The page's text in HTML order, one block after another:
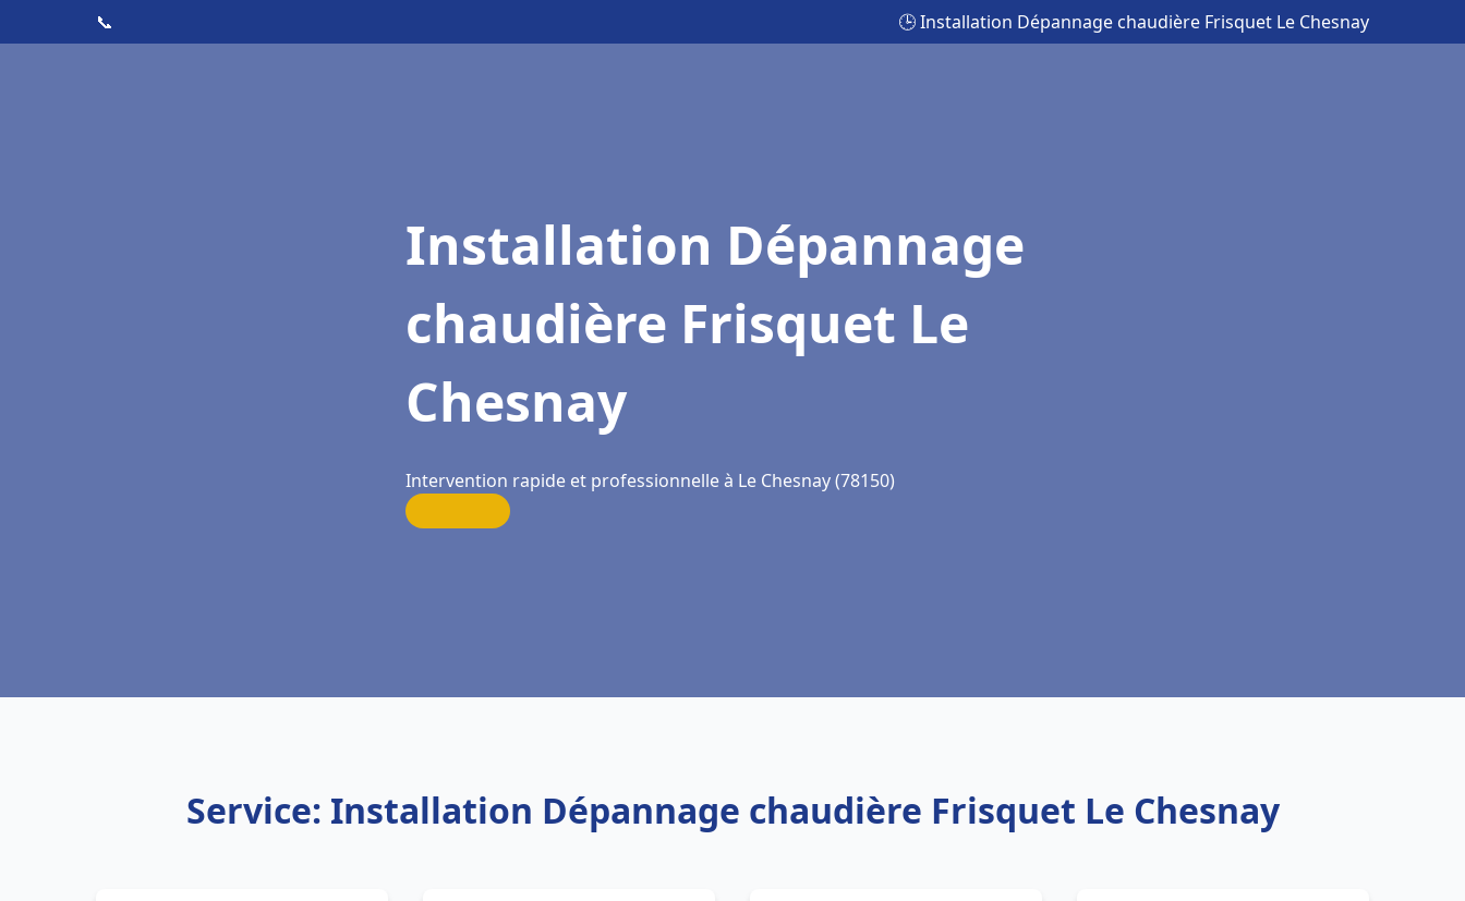
📞 🕒 Installation Dépannage chaudière Frisquet Le Chesnay
Installation Dépannage
chaudière Frisquet Le
Chesnay
Intervention rapide et professionnelle à Le Chesnay (78150)
Service: Installation Dépannage chaudière Frisquet Le Chesnay